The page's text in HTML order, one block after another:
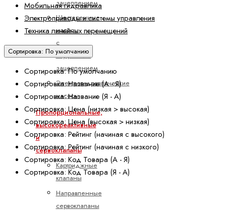
зацеплением
Шестеренные
насосы
с
внутренним
зацеплением
Электрогидравлические
насосы
Пропорциональные,
высокореактивные
и
сервоклапаны
Картриджные
клапаны
Направленные
сервоклапаны
Мобильная гидравлика
Электроприводы и системы управления
Техника линейных перемещений
Сортировка: По умолчанию
Сортировка: По умолчанию
Сортировка: Название (А - Я)
Сортировка: Название (Я - А)
Сортировка: Цена (низкая > высокая)
Сортировка: Цена (высокая > низкая)
Сортировка: Рейтинг (начиная с высокого)
Сортировка: Рейтинг (начиная с низкого)
Сортировка: Код Товара (А - Я)
Сортировка: Код Товара (Я - А)